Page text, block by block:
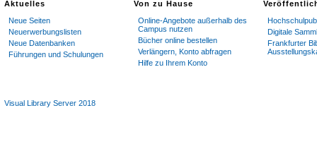
Aktuelles
Neue Seiten
Neuerwerbungslisten
Neue Datenbanken
Führungen und Schulungen
Von zu Hause
Online-Angebote außerhalb des
Campus nutzen
Bücher online bestellen
Verlängern, Konto abfragen
Hilfe zu Ihrem Konto
Digitale
Frankfurter
Visual Library Server 2018